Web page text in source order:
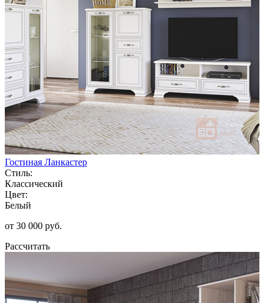
Гостиная Ланкастер
Стиль:
Классический
Цвет:
Белый
от 30 000 руб.
Рассчитать